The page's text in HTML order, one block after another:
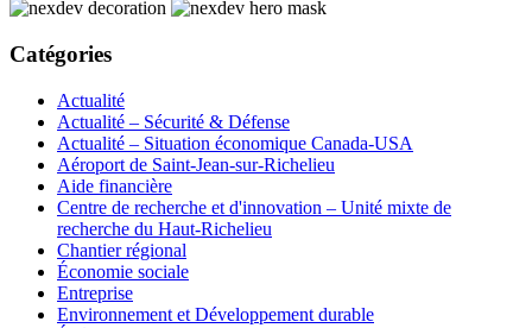
Catégories
Actualité
Actualité – Sécurité & Défense
Actualité – Situation économique Canada-USA
Aéroport de Saint-Jean-sur-Richelieu
Aide financière
Centre de recherche et d'innovation – Unité mixte de
recherche du Haut-Richelieu
Chantier régional
Économie sociale
Entreprise
Environnement et Développement durable